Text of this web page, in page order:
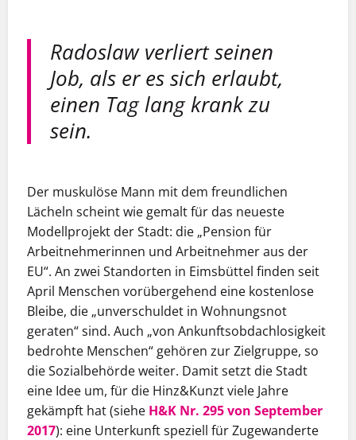
Radoslaw verliert seinen
Job, als er es sich erlaubt,
einen Tag lang krank zu
sein.
Der muskulöse Mann mit dem freundlichen
Lächeln scheint wie gemalt für das neueste
Modellprojekt der Stadt: die „Pension für
Arbeitnehmerinnen und Arbeitnehmer aus der
EU“. An zwei Standorten in Eimsbüttel finden seit
April Menschen vorübergehend eine kostenlose
Bleibe, die „unverschuldet in Wohnungsnot
geraten“ sind. Auch „von Ankunftsobdachlosigkeit
bedrohte Menschen“ gehören zur Zielgruppe, so
die Sozialbehörde weiter. Damit setzt die Stadt
eine Idee um, für die Hinz&Kunzt viele Jahre
gekämpft hat (siehe H&K Nr. 295 von September
2017): eine Unterkunft speziell für Zugewanderte